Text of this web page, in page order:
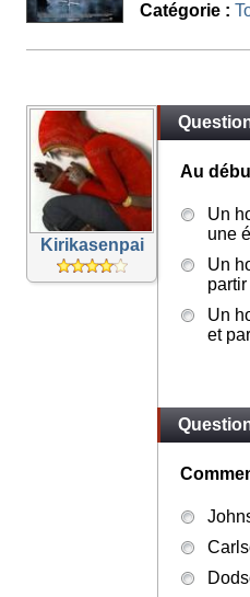
Catégorie :
Kirikasenpai
Au
Un
une
Un
Un
et